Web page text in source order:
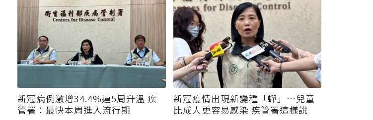
新冠病例激增34.4%連5周升溫 疾
管署：最快本周進入流行期
新冠疫情出現新變種「蟬」…兒童
比成人更容易感染 疾管署這樣說